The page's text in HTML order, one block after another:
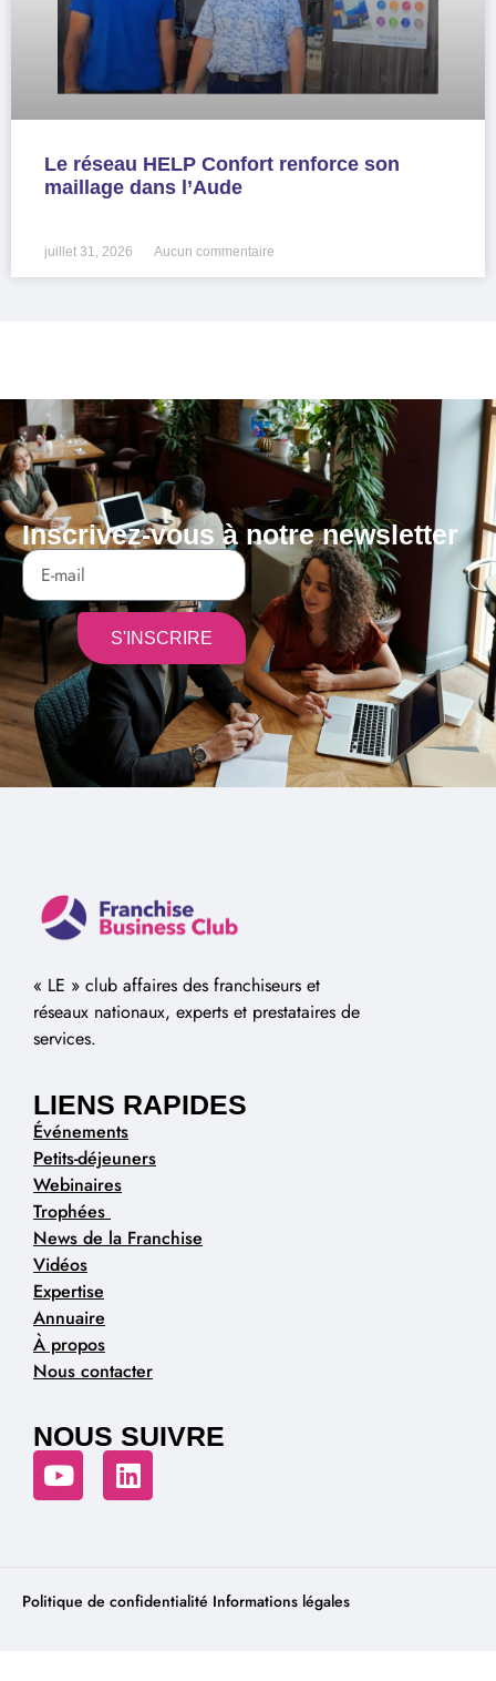
Le réseau HELP Confort renforce son
maillage dans l’Aude
juillet 31, 2026 Aucun commentaire
Inscrivez-vous à notre newsletter
S'INSCRIRE
Alternative:
« LE » club affaires des franchiseurs et
réseaux nationaux, experts et prestataires de
services.
LIENS RAPIDES
Événements
Petits-déjeuners
Webinaires
Trophées
News de la Franchise
Vidéos
Expertise
Annuaire
À propos
Nous contacter
NOUS SUIVRE
Politique de confidentialité Informations légales